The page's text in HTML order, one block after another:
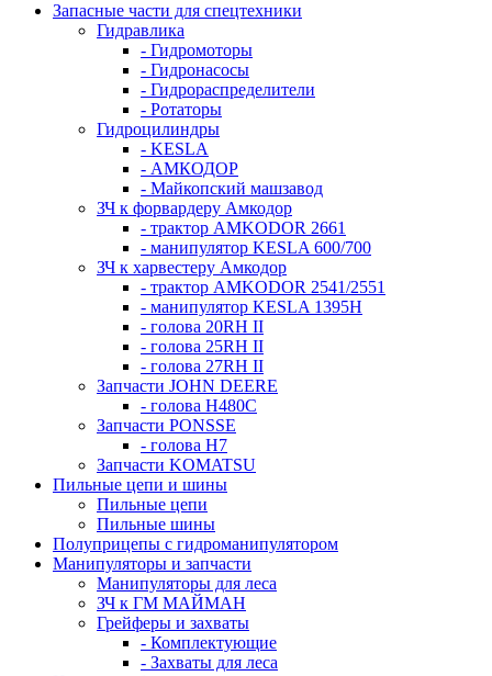
Запасные части для спецтехники
Гидравлика
- Гидромоторы
- Гидронасосы
- Гидрораспределители
- Ротаторы
Гидроцилиндры
- KESLA
- АМКОДОР
- Майкопский машзавод
ЗЧ к форвардеру Амкодор
- трактор AMKODOR 2661
- манипулятор KESLA 600/700
ЗЧ к харвестеру Амкодор
- трактор AMKODOR 2541/2551
- манипулятор KESLA 1395H
- голова 20RH II
- голова 25RH II
- голова 27RH II
Запчасти JOHN DEERE
- голова H480C
Запчасти PONSSE
- голова H7
Запчасти KOMATSU
Пильные цепи и шины
Пильные цепи
Пильные шины
Полуприцепы с гидроманипулятором
Манипуляторы и запчасти
Манипуляторы для леса
ЗЧ к ГМ МАЙМАН
Грейферы и захваты
- Комплектующие
- Захваты для леса